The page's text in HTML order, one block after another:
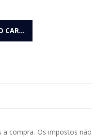
a compra. Os impostos não